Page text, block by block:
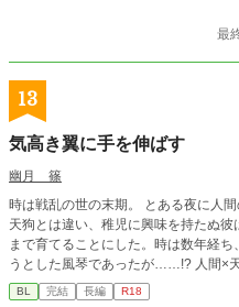
最
13
気高き翼に手を伸ばす
幽月 篠
時は戦乱の世の末期。 とある夜に人
天狗とは違い、稚児に興味を持たぬ
まで育てることにした。時は数年経
うとした風琴であったが……!? 人間×
BL 完結 長編 R18